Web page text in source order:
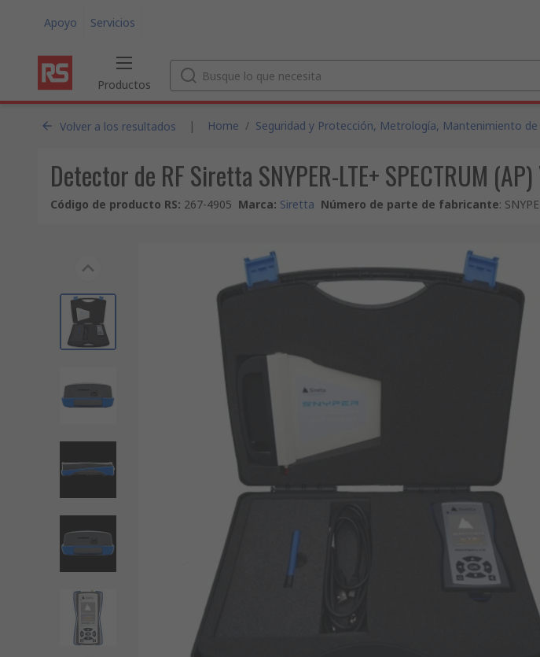
Apoyo Servicios
Productos
Volver a los resultados | Home / Seguridad y Protección, Metrología, Mantenimiento
Detector de RF Siretta SNYPER-LTE+ SPECTRUM
Código de producto RS: 267-4905 Marca: Siretta Número de parte de fabricante: